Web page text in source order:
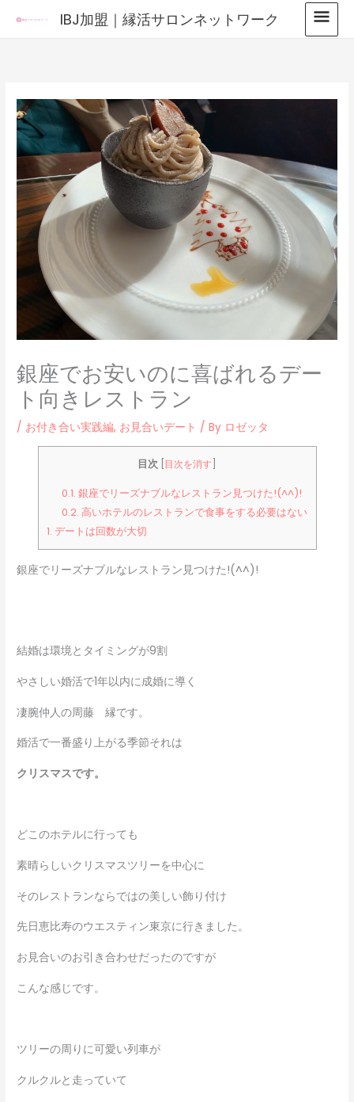
IBJ加盟｜縁活サロンネットワーク
メ
イ
メ
ュ
ー
銀座でお安いのに喜ばれるデー
ト向きレストラン
/ お付き合い実践編, お見合いデート / By ロゼッタ
目次 目次を消す
0.1. 銀座でリーズナブルなレストラン見つけた!(^^)!
0.2. 高いホテルのレストランで食事をする必要はない
1. デートは回数が大切
銀座でリーズナブルなレストラン見つけた!(^^)!
結婚は環境とタイミングが9割
やさしい婚活で1年以内に成婚に導く
凄腕仲人の周藤 縁です。
婚活で一番盛り上がる季節それは
クリスマスです。
どこのホテルに行っても
素晴らしいクリスマスツリーを中心に
そのレストランならではの美しい飾り付け
先日恵比寿のウエスティン東京に行きました。
お見合いのお引き合わせだったのですが
こんな感じです。
ツリーの周りに可愛い列車が
クルクルと走っていて